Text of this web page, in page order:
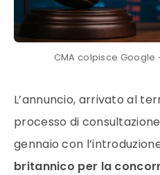
CMA colpisce Google
L’annuncio, arrivato al
processo di
gennaio con
britannico per la